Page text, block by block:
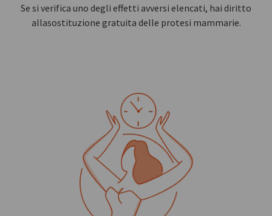
Se si verifica uno degli effetti avversi elencati, hai diritto
allasostituzione gratuita delle protesi mammarie.